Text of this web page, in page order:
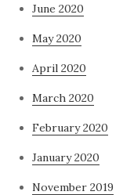
June 2020
May 2020
April 2020
March 2020
February 2020
January 2020
November 2019